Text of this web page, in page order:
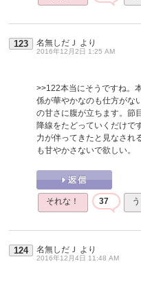
123 名無しだＪ より
2016年12月2日 1:25 AM
>>122本当にそうですね。
係が華やかなのも仕方がな
の甘さに腹が立ちます。節
降線をたどっていくだけで
力が伴ってきたと見なされ
も甘やかさないで欲しい。
それな！ 37
124 名無しだＪ より
2016年12月4日 11:48 AM